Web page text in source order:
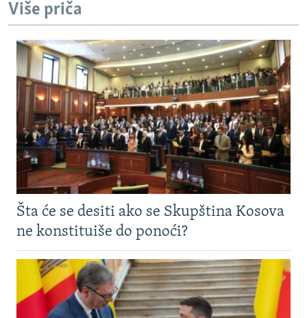
Više priča
Šta će se desiti ako se Skupština Kosova
ne konstituiše do ponoći?